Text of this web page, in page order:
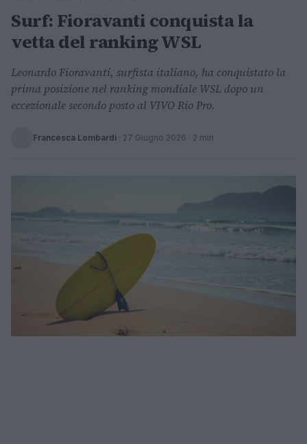
Surf: Fioravanti conquista la
vetta del ranking WSL
Leonardo Fioravanti, surfista italiano, ha conquistato la
prima posizione nel ranking mondiale WSL dopo un
eccezionale secondo posto al VIVO Rio Pro.
Francesca Lombardi · 27 Giugno 2026 · 2 min